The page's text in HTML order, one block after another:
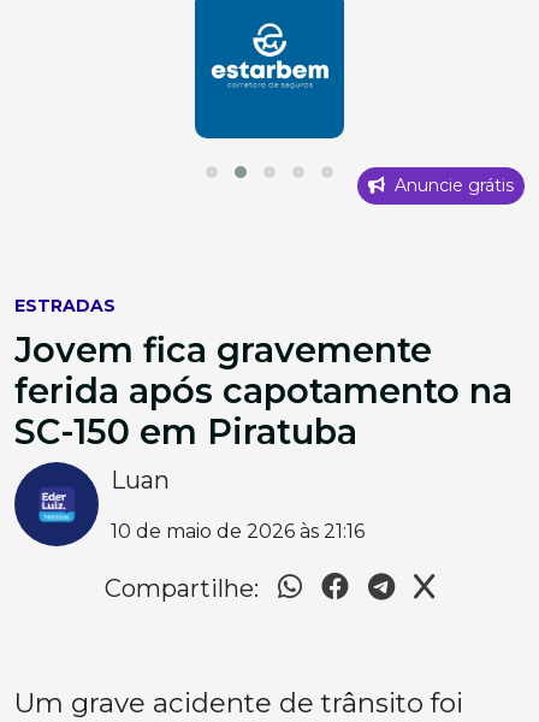
Anuncie grátis
ESTRADAS
Jovem fica gravemente
ferida após capotamento na
SC-150 em Piratuba
Luan
10 de maio de 2026 às 21:16
Compartilhe:
Um grave acidente de trânsito foi